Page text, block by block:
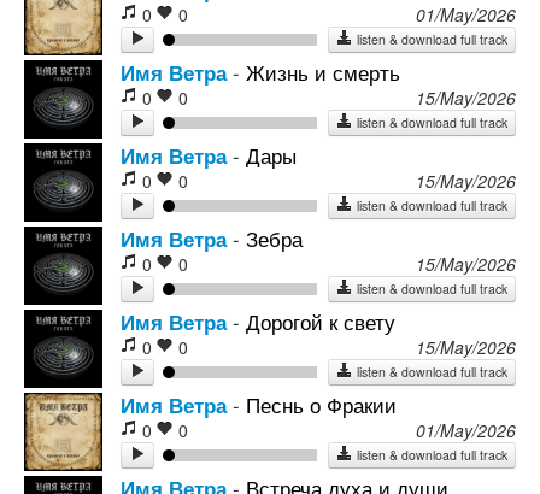
0 0 01/May/2026
listen & download full track
Имя Ветра- Жизнь и смерть
0 0 15/May/2026
listen & download full track
Имя Ветра- Дары
0 0 15/May/2026
listen & download full track
Имя Ветра- Зебра
0 0 15/May/2026
listen & download full track
Имя Ветра- Дорогой к свету
0 0 15/May/2026
listen & download full track
Имя Ветра- Песнь о Фракии
0 0 01/May/2026
listen & download full track
Имя Ветра - Встреча духа и души